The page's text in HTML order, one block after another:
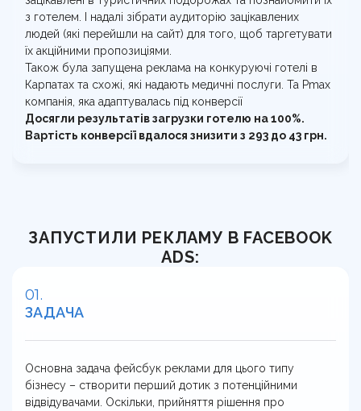
з готелем. І надалі зібрати аудиторію зацікавлених
людей (які перейшли на сайт) для того, щоб таргетувати
їх акційними пропозиціями.
Також була запущена реклама на конкуруючі готелі в
Карпатах та схожі, які надають медичні послуги. Та Pmaх
компанія, яка адаптувалась під конверсії
Досягли результатів загрузки готелю на 100%.
Вартість конверсії вдалося знизити з 293 до 43 грн.
ЗАПУСТИЛИ РЕКЛАМУ В FACEBOOK
ADS:
ЗАДАЧА
Основна задача фейсбук реклами для цього типу
бізнесу – створити перший дотик з потенційними
відвідувачами. Оскільки, прийняття рішення про